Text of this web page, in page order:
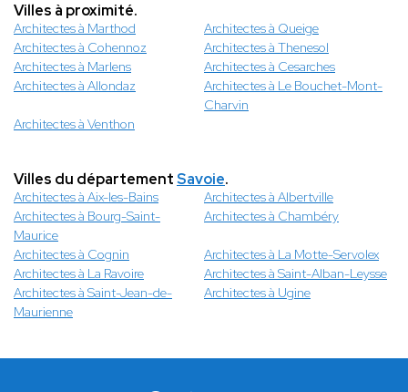
Villes à proximité.
Architectes à Marthod
Architectes à Queige
Architectes à Cohennoz
Architectes à Thenesol
Architectes à Marlens
Architectes à Cesarches
Architectes à Allondaz
Architectes à Le Bouchet-Mont-
Charvin
Architectes à Venthon
Villes du départementSavoie.
Architectes à Aix-les-Bains
Architectes à Albertville
Architectes à Bourg-Saint-
Maurice
Architectes à Chambéry
Architectes à Cognin
Architectes à La Motte-Servolex
Architectes à La Ravoire
Architectes à Saint-Alban-Leysse
Architectes à Saint-Jean-de-
Maurienne
Architectes à Ugine